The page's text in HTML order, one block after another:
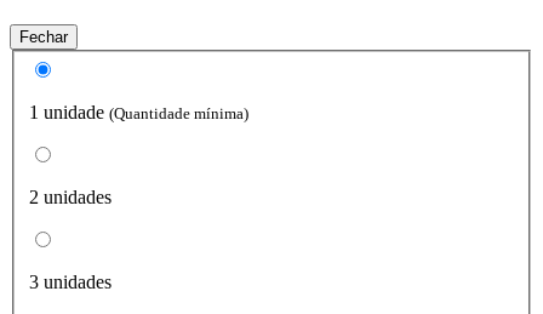
Fechar
1 unidade (Quantidade mínima)
2 unidades
3 unidades